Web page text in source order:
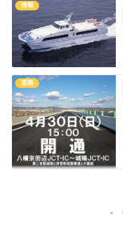
情報
道路